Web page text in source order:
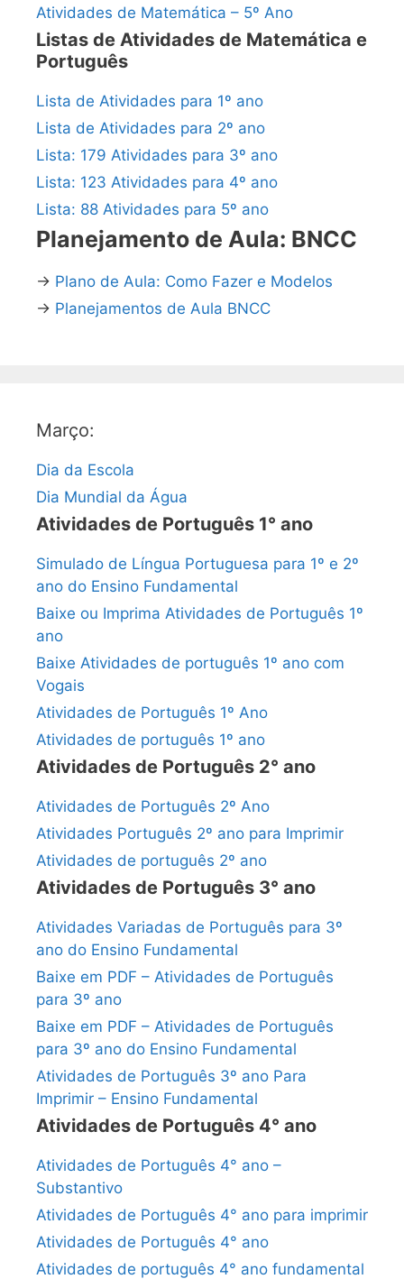
Atividades de Matemática – 5º Ano
Listas de Atividades de Matemática e
Português
Lista de Atividades para 1º ano
Lista de Atividades para 2º ano
Lista: 179 Atividades para 3º ano
Lista: 123 Atividades para 4º ano
Lista: 88 Atividades para 5º ano
Planejamento de Aula: BNCC
→ Plano de Aula: Como Fazer e Modelos
→ Planejamentos de Aula BNCC
Março:
Dia da Escola
Dia Mundial da Água
Atividades de Português 1° ano
Simulado de Língua Portuguesa para 1º e 2º
ano do Ensino Fundamental
Baixe ou Imprima Atividades de Português 1º
ano
Baixe Atividades de português 1º ano com
Vogais
Atividades de Português 1º Ano
Atividades de português 1º ano
Atividades de Português 2° ano
Atividades de Português 2º Ano
Atividades Português 2º ano para Imprimir
Atividades de português 2º ano
Atividades de Português 3° ano
Atividades Variadas de Português para 3º
ano do Ensino Fundamental
Baixe em PDF – Atividades de Português
para 3º ano
Baixe em PDF – Atividades de Português
para 3º ano do Ensino Fundamental
Atividades de Português 3º ano Para
Imprimir – Ensino Fundamental
Atividades de Português 4° ano
Atividades de Português 4° ano –
Substantivo
Atividades de Português 4° ano para imprimir
Atividades de Português 4° ano
Atividades de português 4° ano fundamental